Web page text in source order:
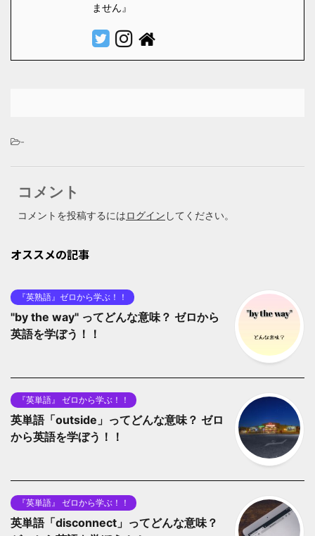
ません』
-
コメント
コメントを投稿するにはログイン してください。
オススメの記事
『英熟語』ゼロから学ぶ！！
"by the way" ってどんな意味？ ゼロから
英語を学ぼう！！
『英単語』 ゼロから学ぶ！！
英単語「outside」ってどんな意味？ ゼロ
から英語を学ぼう！！
『英単語』 ゼロから学ぶ！！
英単語「disconnect」ってどんな意味？